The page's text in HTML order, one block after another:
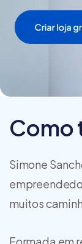
Como
Simone
muitos
Formada em